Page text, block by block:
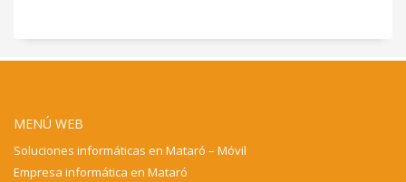
MENÚ WEB
Soluciones informáticas en Mataró – Móvil
Empresa informática en Mataró